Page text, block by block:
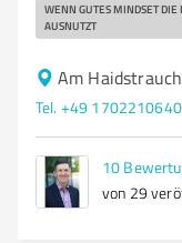
WENN GUTES MINDSET DIE
AUSNUTZT
Am
Tel. +49 1702210640
10
von 29